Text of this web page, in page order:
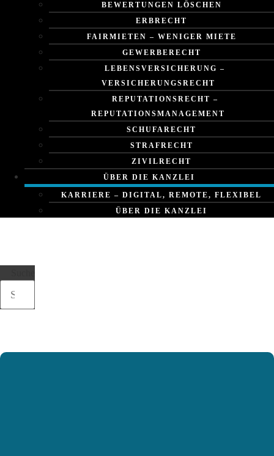
BEWERTUNGEN LÖSCHEN
ERBRECHT
FAIRMIETEN – WENIGER MIETE
GEWERBERECHT
LEBENSVERSICHERUNG –
VERSICHERUNGSRECHT
REPUTATIONSRECHT –
REPUTATIONSMANAGEMENT
SCHUFARECHT
STRAFRECHT
ZIVILRECHT
ÜBER DIE KANZLEI
KARRIERE – DIGITAL, REMOTE, FLEXIBEL
ÜBER DIE KANZLEI